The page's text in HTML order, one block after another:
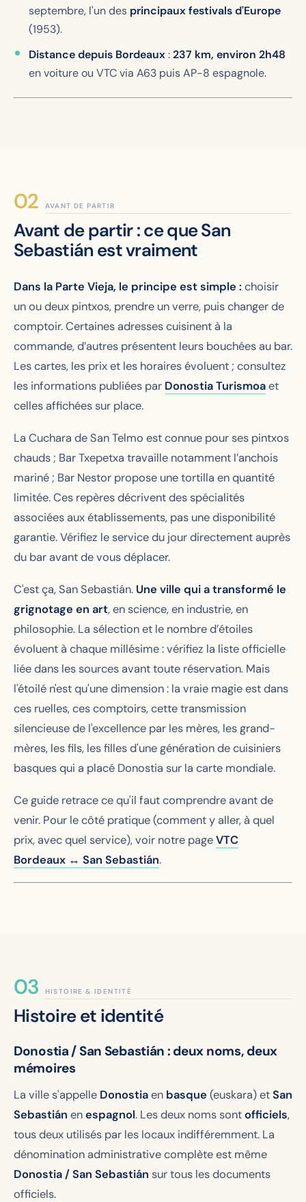
septembre, l'un des principaux festivals d'Europe
(1953).
Distance depuis Bordeaux:237 km, environ 2h48
en voiture ou VTC via A63 puis AP-8 espagnole.
AVANT DE PARTIR
Avant de partir : ce que San
Sebastián est vraiment
Dans la Parte Vieja, le principe est simple : choisir
un ou deux pintxos, prendre un verre, puis changer de
comptoir. Certaines adresses cuisinent à la
commande, d’autres présentent leurs bouchées au bar.
Les cartes, les prix et les horaires évoluent ; consultez
les informations publiées par Donostia Turismoaet
celles affichées sur place.
La Cuchara de San Telmo est connue pour ses pintxos
chauds ; Bar Txepetxa travaille notamment l’anchois
mariné ; Bar Nestor propose une tortilla en quantité
limitée. Ces repères décrivent des spécialités
associées aux établissements, pas une disponibilité
garantie. Vérifiez le service du jour directement auprès
du bar avant de vous déplacer.
C'est ça, San Sebastián. Une ville qui a transformé le
grignotage en art, en science, en industrie, en
philosophie. La sélection et le nombre d’étoiles
évoluent à chaque millésime : vérifiez la liste officielle
liée dans les sources avant toute réservation. Mais
l'étoilé n'est qu'une dimension : la vraie magie est dans
ces ruelles, ces comptoirs, cette transmission
silencieuse de l'excellence par les mères, les grand-
mères, les fils, les filles d'une génération de cuisiniers
basques qui a placé Donostia sur la carte mondiale.
Ce guide retrace ce qu'il faut comprendre avant de
venir. Pour le côté pratique (comment y aller, à quel
prix, avec quel service), voir notre pageVTC
Bordeaux ↔ San Sebastián.
HISTOIRE & IDENTITÉ
Histoire et identité
Donostia / San Sebastián : deux noms, deux
mémoires
La ville s'appelle Donostiaen basque (euskara) etSan
Sebastián enespagnol. Les deux noms sontofficiels,
tous deux utilisés par les locaux indifféremment. La
dénomination administrative complète est même
Donostia / San Sebastián sur tous les documents
officiels.